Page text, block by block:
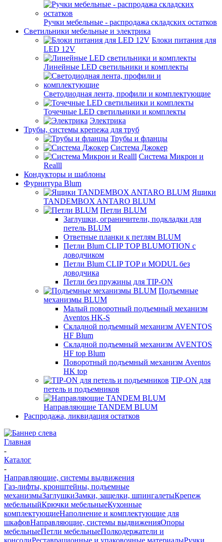
Ручки мебельные - распродажа складских остатков
Светильники мебельные и электрика
Блоки питания для
LED 12V
Линейные LED светильники и комплекты
Светодиодная лента, профили и комплектующие
Точечные LED светильники и комплекты
Электрика
Трубы, системы крепежа для труб
Трубы и фланцы
Система Джокер
Система Микрон и
Realll
Кондукторы и шаблоны
Фурнитура Blum
Ящики
TANDEMBOX ANTARO BLUM
Петли BLUM
Заглушки, ограничители, подкладки для
петель BLUM
Ответные планки к петлям BLUM
Петли Blum CLIP TOP BLUMOTION с
доводчиком
Петли Blum CLIP TOP и MODUL без
доводчика
Петли без пружины для TIP-ON
Подъемные
механизмы BLUM
Малый поворотный подъемный механизм
Aventos HK-S
Складной подъемный механизм AVENTOS
HF Blum
Складной подъемный механизм AVENTOS
HF top Blum
Поворотный подъемный механизм Aventos
HK top
TIP-ON для
петель и подъемников
Направляющие TANDEM BLUM
Распродажа, ликвидация остатков
Главная
-
Каталог
-
Направляющие, системы выдвижения
Газ-лифты, кронштейны, подъемные
механизмыЗаглушкиЗамки, защелки, шпингалетыКрепеж
мебельныйКрючки мебельныеКухонные
комплектующиеНаполнение и комплектующие для
шкафовНаправляющие, системы выдвиженияОпоры
мебельныеПетли мебельныеПолкодержатели и
консолиРеставрационные и упаковочные материалыРучки